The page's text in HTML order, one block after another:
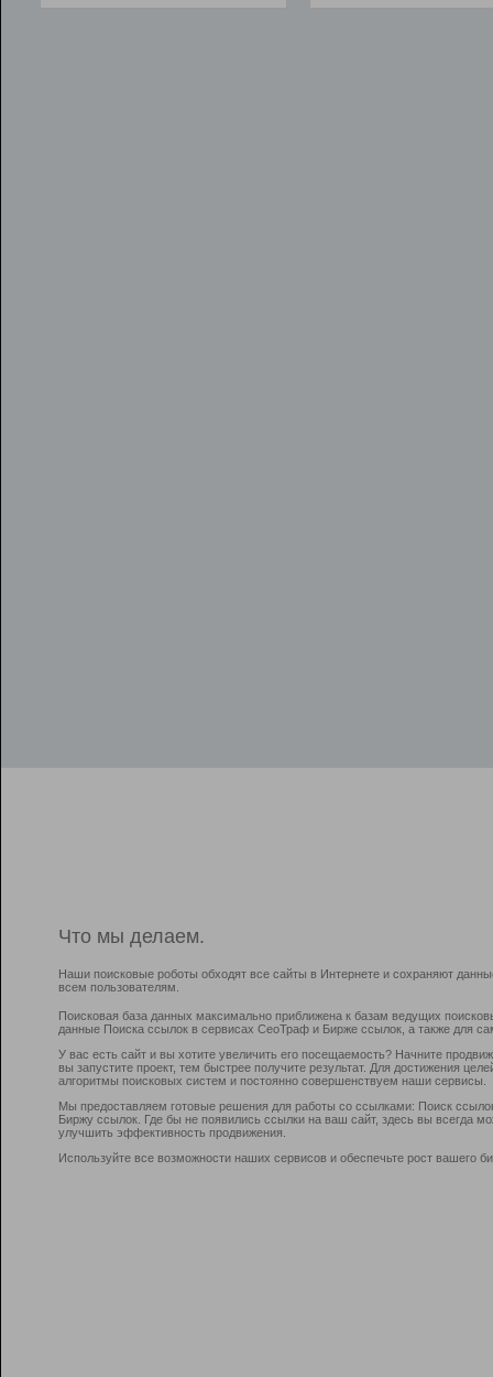
Что мы делаем.
Наши поисковые роботы обходят все сайты в Интернете и сохраняют
всем пользователям.
Поисковая база данных максимально приближена к базам ведущих
данные Поиска ссылок в сервисах СеоТраф и Бирже ссылок, а также для
У вас есть сайт и вы хотите увеличить его посещаемость? Начните
вы запустите проект, тем быстрее получите результат. Для достижения
алгоритмы поисковых систем и постоянно совершенствуем наши сервисы.
Мы предоставляем готовые решения для работы со ссылками: Поиск
Биржу ссылок. Где бы не появились ссылки на ваш сайт, здесь вы всегда
улучшить эффективность продвижения.
Используйте все возможности наших сервисов и обеспечьте рост вашего